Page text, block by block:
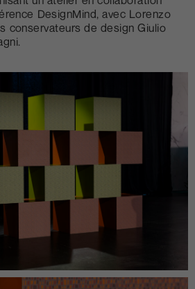
DesignMind, avec Lorenzo
conservateurs de design Giulio